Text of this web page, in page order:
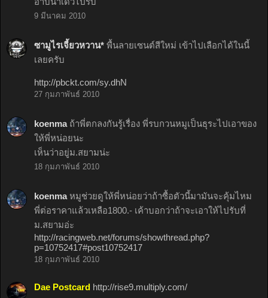
9 มีนาคม 2010
ซามูไรเจี้ยวหวาน* พื้นลายเซนต์สีใหม่ เข้าไปเลือกได้ในนี้
เลยครับ
http://pbckt.com/sy.dhN
27 กุมภาพันธ์ 2010
koenma ถ้าพี่ตกลงกันรู้เรื่อง พี่รบกวนหมูเป็นธุระไปเอาของ
ให้พี่หน่อยนะ
เห็นว่าอยู่ม.สยามน่ะ
18 กุมภาพันธ์ 2010
koenma หมูช่วยดูให้พี่หน่อยว่าถ้าซื้อตัวนี้มามันจะคุ้มไหม
พี่ต่อราคาแล้วเหลือ1800.- เค้าบอกว่าถ้าจะเอาให้ไปรับที่
ม.สยามอ่ะ
http://racingweb.net/forums/showthread.php?
p=10752417#post10752417
18 กุมภาพันธ์ 2010
Dae Postcard http://rise9.multiply.com/